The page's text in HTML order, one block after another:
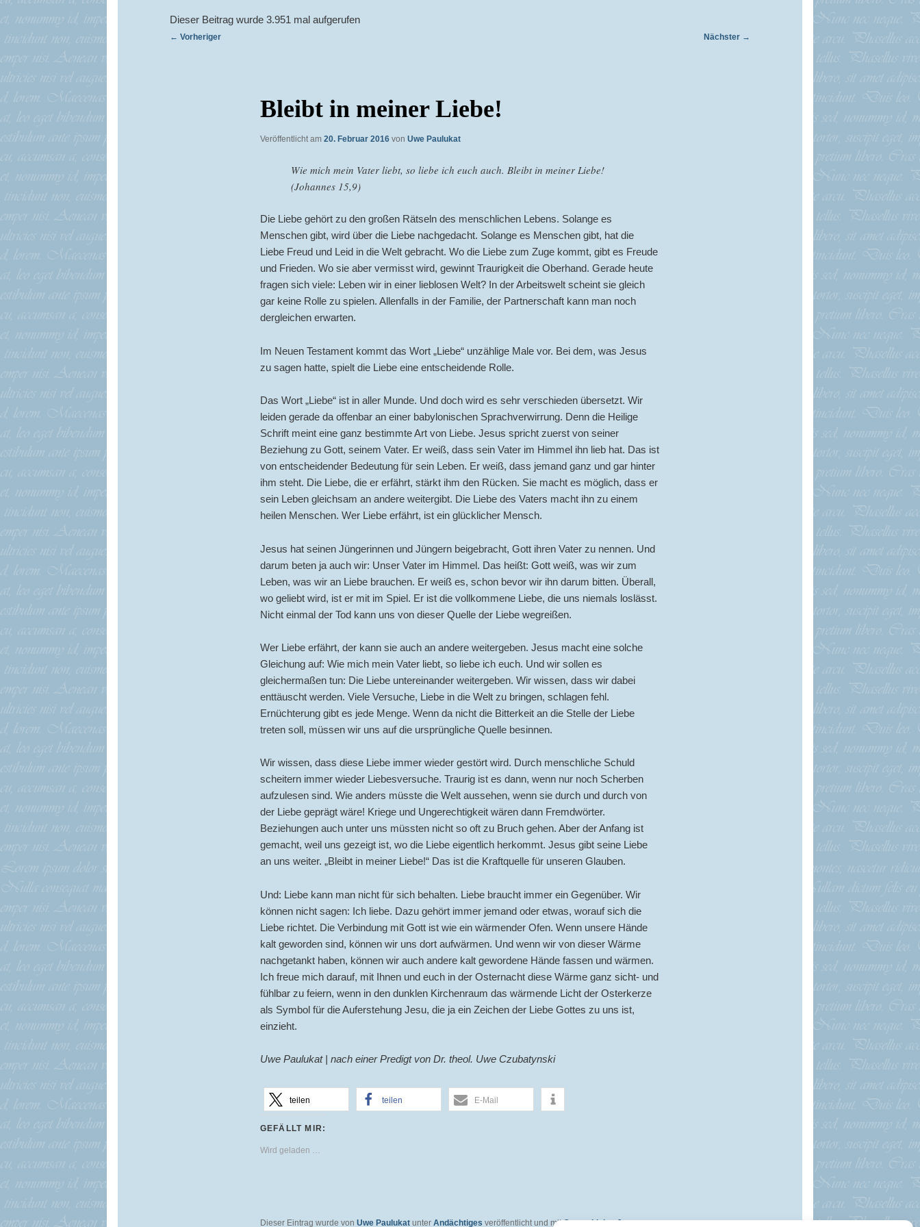
Dieser Beitrag wurde 3.951 mal aufgerufen
Beitragsnavigation
← Vorheriger Nächster →
Bleibt in meiner Liebe!
Veröffentlicht am 20. Februar 2016 von Uwe Paulukat
Wie mich mein Vater liebt, so liebe ich euch auch. Bleibt in meiner Liebe!
(Johannes 15,9)
Die Liebe gehört zu den großen Rätseln des menschlichen Lebens. Solange es
Menschen gibt, wird über die Liebe nachgedacht. Solange es Menschen gibt, hat die
Liebe Freud und Leid in die Welt gebracht. Wo die Liebe zum Zuge kommt, gibt es Freude
und Frieden. Wo sie aber vermisst wird, gewinnt Traurigkeit die Oberhand. Gerade heute
fragen sich viele: Leben wir in einer lieblosen Welt? In der Arbeitswelt scheint sie gleich
gar keine Rolle zu spielen. Allenfalls in der Familie, der Partnerschaft kann man noch
dergleichen erwarten.
Im Neuen Testament kommt das Wort „Liebe“ unzählige Male vor. Bei dem, was Jesus
zu sagen hatte, spielt die Liebe eine entscheidende Rolle.
Das Wort „Liebe“ ist in aller Munde. Und doch wird es sehr verschieden übersetzt. Wir
leiden gerade da offenbar an einer babylonischen Sprachverwirrung. Denn die Heilige
Schrift meint eine ganz bestimmte Art von Liebe. Jesus spricht zuerst von seiner
Beziehung zu Gott, seinem Vater. Er weiß, dass sein Vater im Himmel ihn lieb hat. Das ist
von entscheidender Bedeutung für sein Leben. Er weiß, dass jemand ganz und gar hinter
ihm steht. Die Liebe, die er erfährt, stärkt ihm den Rücken. Sie macht es möglich, dass er
sein Leben gleichsam an andere weitergibt. Die Liebe des Vaters macht ihn zu einem
heilen Menschen. Wer Liebe erfährt, ist ein glücklicher Mensch.
Jesus hat seinen Jüngerinnen und Jüngern beigebracht, Gott ihren Vater zu nennen. Und
darum beten ja auch wir: Unser Vater im Himmel. Das heißt: Gott weiß, was wir zum
Leben, was wir an Liebe brauchen. Er weiß es, schon bevor wir ihn darum bitten. Überall,
wo geliebt wird, ist er mit im Spiel. Er ist die vollkommene Liebe, die uns niemals loslässt.
Nicht einmal der Tod kann uns von dieser Quelle der Liebe wegreißen.
Wer Liebe erfährt, der kann sie auch an andere weitergeben. Jesus macht eine solche
Gleichung auf: Wie mich mein Vater liebt, so liebe ich euch. Und wir sollen es
gleichermaßen tun: Die Liebe untereinander weitergeben. Wir wissen, dass wir dabei
enttäuscht werden. Viele Versuche, Liebe in die Welt zu bringen, schlagen fehl.
Ernüchterung gibt es jede Menge. Wenn da nicht die Bitterkeit an die Stelle der Liebe
treten soll, müssen wir uns auf die ursprüngliche Quelle besinnen.
Wir wissen, dass diese Liebe immer wieder gestört wird. Durch menschliche Schuld
scheitern immer wieder Liebesversuche. Traurig ist es dann, wenn nur noch Scherben
aufzulesen sind. Wie anders müsste die Welt aussehen, wenn sie durch und durch von
der Liebe geprägt wäre! Kriege und Ungerechtigkeit wären dann Fremdwörter.
Beziehungen auch unter uns müssten nicht so oft zu Bruch gehen. Aber der Anfang ist
gemacht, weil uns gezeigt ist, wo die Liebe eigentlich herkommt. Jesus gibt seine Liebe
an uns weiter. „Bleibt in meiner Liebe!“ Das ist die Kraftquelle für unseren Glauben.
Und: Liebe kann man nicht für sich behalten. Liebe braucht immer ein Gegenüber. Wir
können nicht sagen: Ich liebe. Dazu gehört immer jemand oder etwas, worauf sich die
Liebe richtet. Die Verbindung mit Gott ist wie ein wärmender Ofen. Wenn unsere Hände
kalt geworden sind, können wir uns dort aufwärmen. Und wenn wir von dieser Wärme
nachgetankt haben, können wir auch andere kalt gewordene Hände fassen und wärmen.
Ich freue mich darauf, mit Ihnen und euch in der Osternacht diese Wärme ganz sicht- und
fühlbar zu feiern, wenn in den dunklen Kirchenraum das wärmende Licht der Osterkerze
als Symbol für die Auferstehung Jesu, die ja ein Zeichen der Liebe Gottes zu uns ist,
einzieht.
Uwe Paulukat | nach einer Predigt von Dr. theol. Uwe Czubatynski
teilen teilen E-Mail
GEFÄLLT MIR:
Wird geladen …
Dieser Eintrag wurde von Uwe Paulukatunter Andächtiges veröffentlicht und mitGottes Liebe,Jesus,